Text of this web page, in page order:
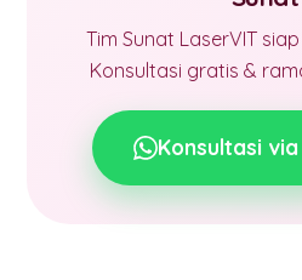
Tim Sunat LaserVIT
Konsultasi gratis &
Konsultasi